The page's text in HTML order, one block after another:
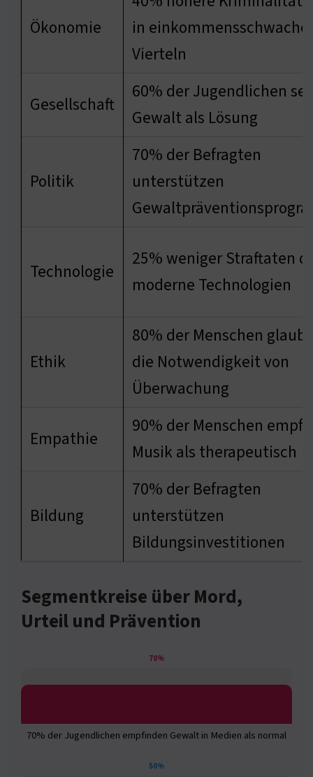
Ökonomie
in
Vierteln
Gesellschaft
60% der Jugendlichen
Gewalt als Lösung
Politik
70% der Befragten
unterstützen
Technologie
25% weniger Straftaten
moderne Technologien
Ethik
80% der Menschen
die Notwendigkeit von
Überwachung
Empathie
90% der Menschen
Musik als therapeutisch
Bildung
70% der Befragten
unterstützen
Bildungsinvestitionen
Segmentkreise über Mord,
Urteil und Prävention
70%
70% der Jugendlichen empfinden Gewalt in Medien als normal
50%